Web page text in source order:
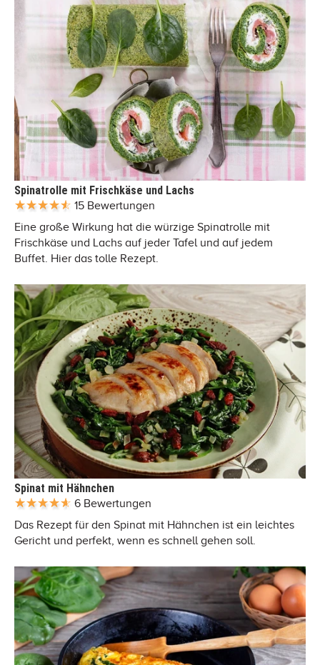
Spinatrolle mit Frischkäse und Lachs
15 Bewertungen
Eine große Wirkung hat die würzige Spinatrolle mit
Frischkäse und Lachs auf jeder Tafel und auf jedem
Buffet. Hier das tolle Rezept.
Spinat mit Hähnchen
6 Bewertungen
Das Rezept für den Spinat mit Hähnchen ist ein leichtes
Gericht und perfekt, wenn es schnell gehen soll.